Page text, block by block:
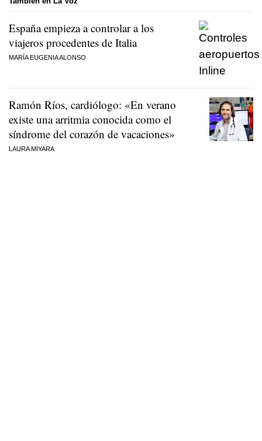
España empieza a controlar a los
viajeros procedentes de Italia
MARÍA EUGENIA ALONSO
Ramón Ríos, cardiólogo: «En verano
existe una arritmia conocida como el
síndrome del corazón de vacaciones»
LAURA MIYARA